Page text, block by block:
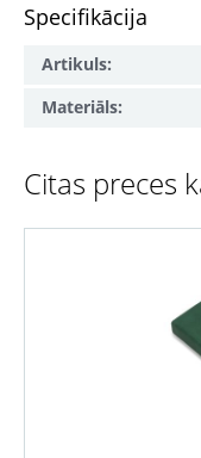
Specifikācija
Artikuls:
Materiāls:
Citas preces